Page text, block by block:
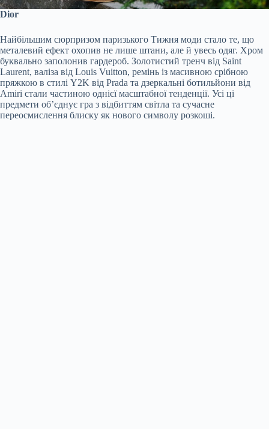
Dior
Найбільшим сюрпризом паризького Тижня моди стало те, що
металевий ефект охопив не лише штани, але й увесь одяг. Хром
буквально заполонив гардероб. Золотистий тренч від Saint
Laurent, валіза від Louis Vuitton, ремінь із масивною срібною
пряжкою в стилі Y2K від Prada та дзеркальні ботильйони від
Amiri стали частиною однієї масштабної тенденції. Усі ці
предмети об’єднує гра з відбиттям світла та сучасне
переосмислення блиску як нового символу розкоші.